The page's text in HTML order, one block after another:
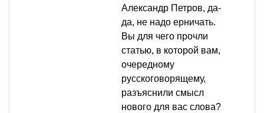
Александр Петров, да-
да, не надо ерничать.
Вы для чего прочли
статью, в которой вам,
очередному
русскоговорящему,
разъяснили смысл
нового для вас слова?